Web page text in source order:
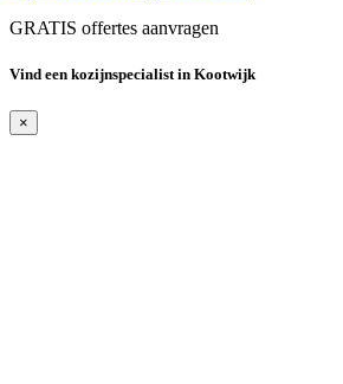
GRATIS offertes aanvragen
Vind een kozijnspecialist in Kootwijk
×